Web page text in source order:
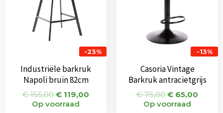
-23%
Industriële barkruk
Napoli bruin 82cm
€155,00 € 119,00
Op voorraad
-13%
Casoria Vintage
Barkruk antracietgrijs
€75,00 € 65,00
Op voorraad